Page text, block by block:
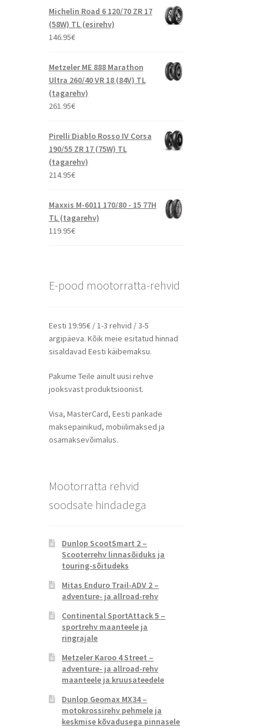
Michelin Road 6 120/70 ZR 17
(58W) TL (esirehv)
146.95€
Metzeler ME 888 Marathon
Ultra 260/40 VR 18 (84V) TL
(tagarehv)
261.95€
Pirelli Diablo Rosso IV Corsa
190/55 ZR 17 (75W) TL
(tagarehv)
214.95€
Maxxis M-6011 170/80 - 15 77H
TL (tagarehv)
119.95€
E-pood mootorratta-rehvid
Eesti 19.95€ / 1-3 rehvid / 3-5
argipäeva. Kõik meie esitatud hinnad
sisaldavad Eesti käibemaksu.
Pakume Teile ainult uusi rehve
jooksvast produktsioonist.
Visa, MasterCard, Eesti pankade
maksepainikud, mobiilimaksed ja
osamaksevõimalus.
Mootorratta rehvid
soodsate hindadega
Dunlop ScootSmart 2 –
Scooterrehv linnasõiduks ja
touring-sõitudeks
Mitas Enduro Trail-ADV 2 –
adventure- ja allroad-rehv
Continental SportAttack 5 –
sportrehv maanteele ja
ringrajale
Metzeler Karoo 4 Street –
adventure- ja allroad-rehv
maanteele ja kruusateedele
Dunlop Geomax MX34 –
motokrossirehv pehmele ja
keskmise kõvadusega pinnasele